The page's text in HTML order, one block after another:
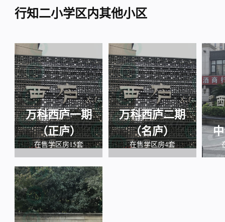
行知二小学区内其他小区
万科西庐一期
（正庐）
在售学区房15套
万科西庐二期
（名庐）
在售学区房4套